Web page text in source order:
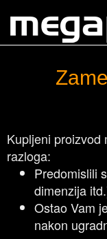
Kupljeni proizvod
razloga:
Predomislili
dimenzija
Ostao Vam
nakon